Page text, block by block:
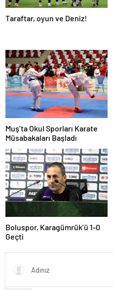
Taraftar, oyun ve Deniz!
Muş’ta Okul Sporları Karate
Müsabakaları Başladı
Boluspor, Karagümrük’ü 1-0
Geçti